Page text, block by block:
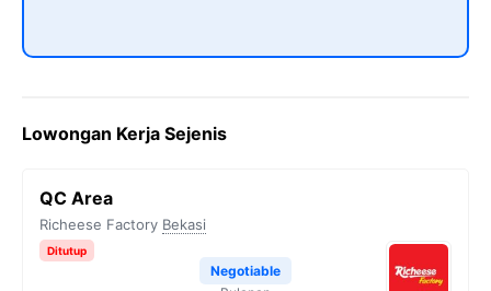
Lowongan Kerja Sejenis
QC Area
Richeese Factory Bekasi
Ditutup
Negotiable